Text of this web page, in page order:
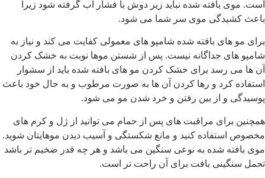
موی بافته شده نباید زیر دوش با فشار آب گرفته شود زیرا
کشیدگی موی سر شما می شود.
مو های بافته شده شامپو های معمولی کفایت می کند و نیاز به
های جداگانه نیست. پس از شستن موها نوبت به خشک کردن
ها می رسد برای خشک کردن مو های بافته شده باید از سشوار
کرد و رها کردن آن ها به صورت مرطوب و به حال خود باعث
و از بین رفتن و خرد شدن مو می شود.
برای مراقبت های پس از حمام می توانید از ژل و کرم های
استفاده کنید و مانع شکستگی و آسیب دیدن موهایتان شوید.
بافته شده به نوعی سنگین می باشد و هر چه قدر ضخیم‌ تر باشد
سنگینی بافت برای آن راحت تر است.